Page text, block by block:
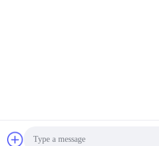
Technology Co., Ltd. . Tutti i